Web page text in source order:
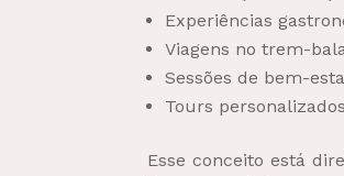
Experiências
Viagens no trem-
Sessões de bem-
Tours
Esse conceito está